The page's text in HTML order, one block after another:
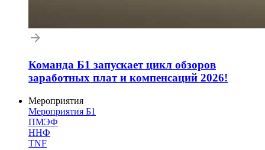
Команда Б1 запускает цикл обзоров
заработных плат и компенсаций 2026!
Мероприятия
Мероприятия Б1
ПМЭФ
ННФ
TNF